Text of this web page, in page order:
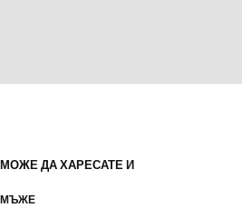
МОЖЕ ДА ХАРЕСАТЕ И
МЪЖЕ